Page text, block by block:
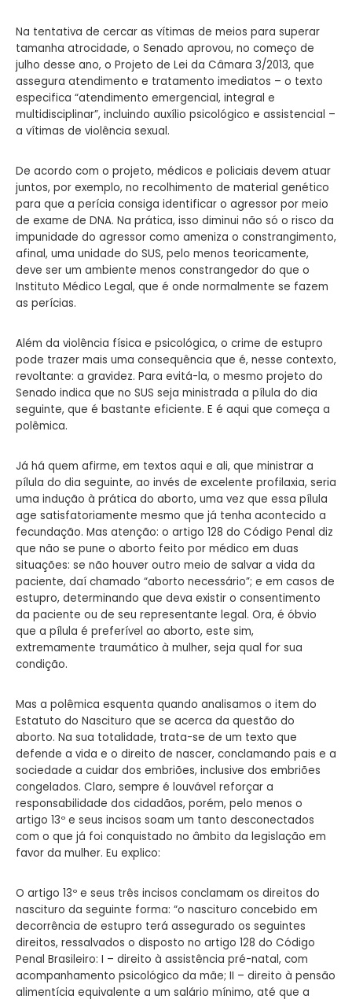
Na tentativa de cercar as vítimas de meios para superar
tamanha atrocidade, o Senado aprovou, no começo de
julho desse ano, o Projeto de Lei da Câmara 3/2013, que
assegura atendimento e tratamento imediatos – o texto
especifica “atendimento emergencial, integral e
multidisciplinar”, incluindo auxílio psicológico e assistencial –
a vítimas de violência sexual.
De acordo com o projeto, médicos e policiais devem atuar
juntos, por exemplo, no recolhimento de material genético
para que a perícia consiga identificar o agressor por meio
de exame de DNA. Na prática, isso diminui não só o risco da
impunidade do agressor como ameniza o constrangimento,
afinal, uma unidade do SUS, pelo menos teoricamente,
deve ser um ambiente menos constrangedor do que o
Instituto Médico Legal, que é onde normalmente se fazem
as perícias.
Além da violência física e psicológica, o crime de estupro
pode trazer mais uma consequência que é, nesse contexto,
revoltante: a gravidez. Para evitá-la, o mesmo projeto do
Senado indica que no SUS seja ministrada a pílula do dia
seguinte, que é bastante eficiente. E é aqui que começa a
polêmica.
Já há quem afirme, em textos aqui e ali, que ministrar a
pílula do dia seguinte, ao invés de excelente profilaxia, seria
uma indução à prática do aborto, uma vez que essa pílula
age satisfatoriamente mesmo que já tenha acontecido a
fecundação. Mas atenção: o artigo 128 do Código Penal diz
que não se pune o aborto feito por médico em duas
situações: se não houver outro meio de salvar a vida da
paciente, daí chamado “aborto necessário”; e em casos de
estupro, determinando que deva existir o consentimento
da paciente ou de seu representante legal. Ora, é óbvio
que a pílula é preferível ao aborto, este sim,
extremamente traumático à mulher, seja qual for sua
condição.
Mas a polêmica esquenta quando analisamos o item do
Estatuto do Nascituro que se acerca da questão do
aborto. Na sua totalidade, trata-se de um texto que
defende a vida e o direito de nascer, conclamando pais e a
sociedade a cuidar dos embriões, inclusive dos embriões
congelados. Claro, sempre é louvável reforçar a
responsabilidade dos cidadãos, porém, pelo menos o
artigo 13º e seus incisos soam um tanto desconectados
com o que já foi conquistado no âmbito da legislação em
favor da mulher. Eu explico:
O artigo 13º e seus três incisos conclamam os direitos do
nascituro da seguinte forma: “o nascituro concebido em
decorrência de estupro terá assegurado os seguintes
direitos, ressalvados o disposto no artigo 128 do Código
Penal Brasileiro: I – direito à assistência pré-natal, com
acompanhamento psicológico da mãe; II – direito à pensão
alimentícia equivalente a um salário mínimo, até que a